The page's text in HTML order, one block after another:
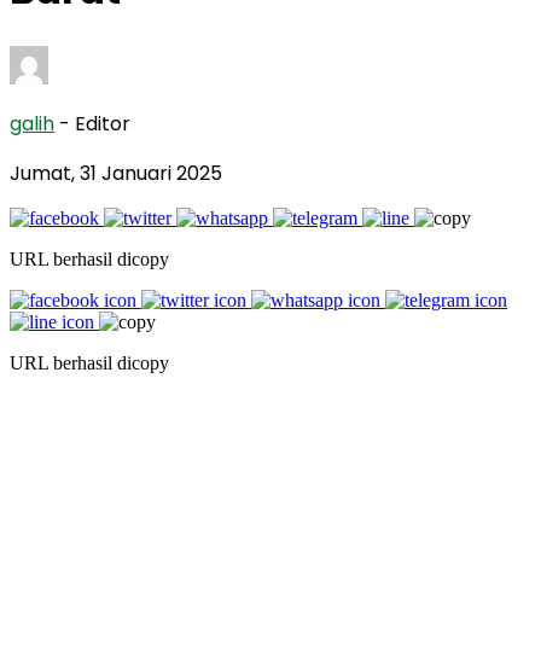
galih - Editor
Jumat, 31 Januari 2025
URL berhasil dicopy
URL berhasil dicopy